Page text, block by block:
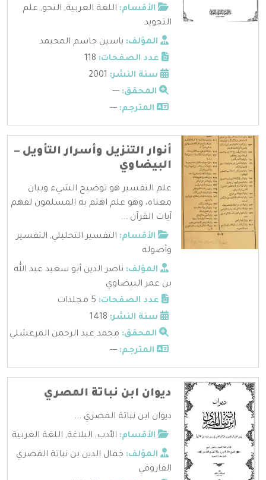
الأقسام: اللغة العربية, النحو, علم
التجويد
المؤلف: ياسين جاسم المحيمد
عدد الصفحات:
سنة النشر:
المحقق: ---
المترجم: ---
أنوار التنزيل وأسرار التأويل –
البيضاوي
علم التفسير هو توضيح الشيء وبيان
معناه، وهو علم اهتم به المسلمون لفهم
آيات القرآن ...
الأقسام: التفسير التحليلي, التفسير
وأصوله
المؤلف: ناصر الدين أبو سعيد عبد الله
بن عمر البيضاوي
عدد الصفحات:
سنة النشر:
المحقق: محمد عبد الرحمن المرعشلي
المترجم: ---
ديوان ابن نباتة المصري
ديوان ابن نباتة المصري ...
الأقسام: الأدب, البلاغة, اللغة العربية
المؤلف: جمال الدين بن نباتة المصري
الفاروقي